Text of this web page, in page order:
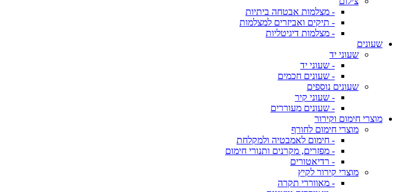
- מצלמות אבטחה ביתיות
- תיקים ואביזרים למצלמות
- מצלמות דיגיטליות
שעונים
שעוני יד
- שעוני יד
- שעונים חכמים
שעונים נוספים
- שעוני קיר
- שעונים מעוררים
מוצרי חימום וקירור
מוצרי חימום לחורף
- חימום לאמבטיה ולמקלחת
- מפזרים, מקרנים ותנורי חימום
- רדיאטורים
מוצרי קירור לקיץ
- מאווררי תקרה